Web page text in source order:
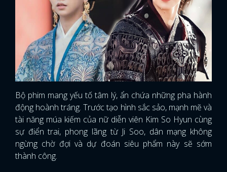
Bộ phim mang yếu tố tâm lý, ẩn chứa những pha hành
động hoành tráng. Trước tạo hình sắc sảo, mạnh mẽ và
tài năng múa kiếm của nữ diễn viên Kim So Hyun cùng
sự điển trai, phong lãng từ Ji Soo, dân mạng không
ngừng chờ đợi và dự đoán siêu phẩm này sẽ sớm
thành công.